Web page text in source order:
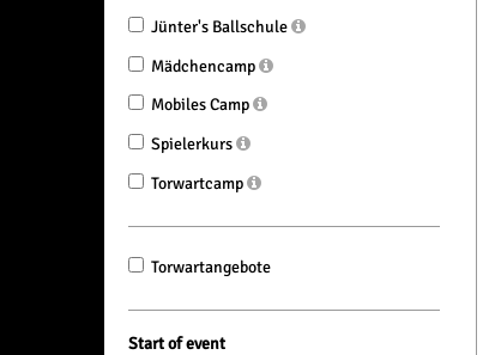
Jünter's Ballschule
Mädchencamp
Mobiles Camp
Spielerkurs
Torwartcamp
Torwartangebote
Start of event